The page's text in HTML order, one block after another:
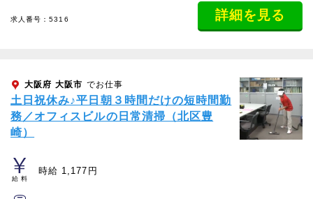
求人番号：5316 詳細を見る
大阪府 大阪市 でお仕事
土日祝休み♪平日朝３時間だけの短時間勤
務／オフィスビルの日常清掃（北区豊
崎）
給料
時給 1,177円